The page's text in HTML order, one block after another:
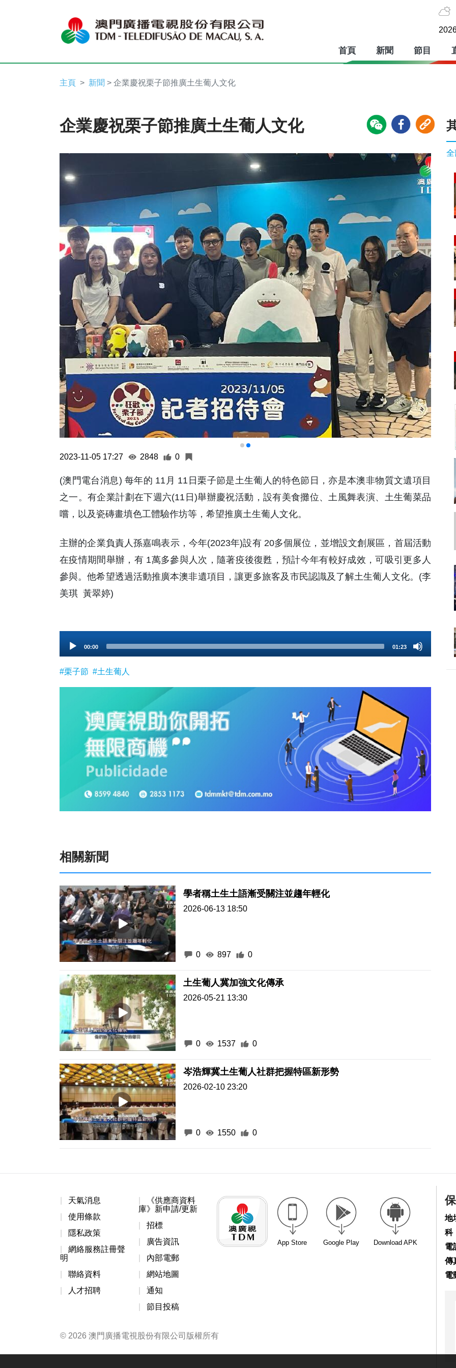
首頁 新聞 節目
主頁 新聞 > 企業慶祝栗子節推廣土生葡人文化
企業慶祝栗子節推廣土生葡人文化
2023-11-05 17:27 2848 0
(澳門電台消息) 每年的 11月 11日栗子節是土生葡人的特色節日，亦是本澳非物質文遺項目
之一。有企業計劃在下週六(11日)舉辦慶祝活動，設有美食攤位、土風舞表演、土生葡菜品
嚐，以及瓷磚畫填色工體驗作坊等，希望推廣土生葡人文化。
主辦的企業負責人孫嘉鳴表示，今年(2023年)設有 20多個展位，並增設文創展區，首屆活動
在疫情期間舉辦，有 1萬多參與人次，隨著疫後復甦，預計今年有較好成效，可吸引更多人
參與。他希望透過活動推廣本澳非遺項目，讓更多旅客及市民認識及了解土生葡人文化。(李
美琪 黃翠婷)
Player
00:00 01:23
#栗子節 #土生葡人
相關新聞
學者稱土生土語漸受關注並趨年輕化
2026-06-13 18:50
0 897 0
土生葡人冀加強文化傳承
2026-05-21 13:30
0 1537 0
岑浩輝冀土生葡人社群把握特區新形勢
2026-02-10 23:20
0 1550 0
全
天氣消息
使用條款
隱私政策
網絡服務註冊聲
明
聯絡資料
人才招聘
《供應商資料
庫》新申請/更新
招標
廣告資訊
內部電郵
網站地圖
通知
節目投稿
App Store Google Play Download APK
© 2026 澳門廣播電視股份有限公司版權所有
地
科
電
傳
電